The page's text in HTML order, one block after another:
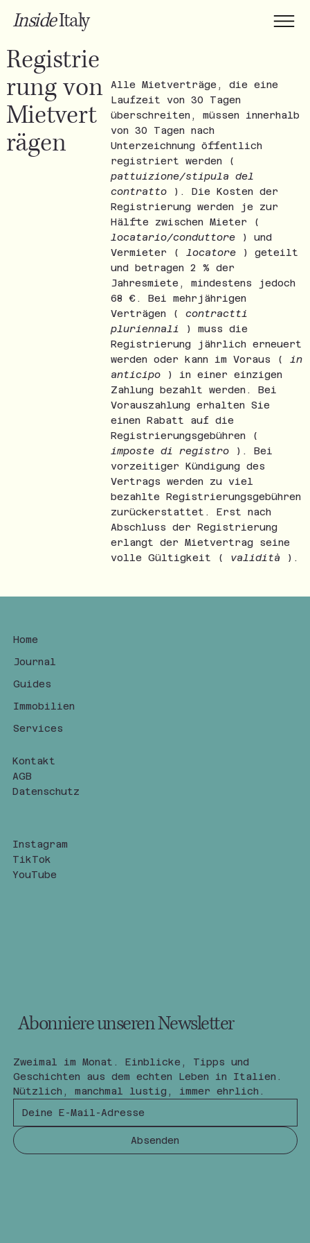
InsideItaly
Registrie
rung von
Mietvert
rägen
Alle Mietverträge, die eine
Laufzeit von 30 Tagen
überschreiten, müssen innerhalb
von 30 Tagen nach
Unterzeichnung öffentlich
registriert werden (
pattuizione/stipula del
contratto). Die Kosten der
Registrierung werden je zur
Hälfte zwischen Mieter (
locatario/conduttore) und
Vermieter ( locatore) geteilt
und betragen 2 % der
Jahresmiete, mindestens jedoch
68 €. Bei mehrjährigen
Verträgen ( contractti
pluriennali
) muss die
Registrierung jährlich erneuert
werden oder kann im Voraus ( in
anticipo) in einer einzigen
Zahlung bezahlt werden. Bei
Vorauszahlung erhalten Sie
einen Rabatt auf die
Registrierungsgebühren (
imposte di registro). Bei
vorzeitiger Kündigung des
Vertrags werden zu viel
bezahlte Registrierungsgebühren
zurückerstattet. Erst nach
Abschluss der Registrierung
erlangt der Mietvertrag seine
volle Gültigkeit ( validità).
Home
Journal
Guides
Immobilien
Services
Kontakt
AGB
Datenschutz
Instagram
TikTok
YouTube
Abonniere unseren Newsletter
Zweimal im Monat. Einblicke, Tipps und
Geschichten aus dem echten Leben in Italien.
Nützlich, manchmal lustig, immer ehrlich.
Absenden